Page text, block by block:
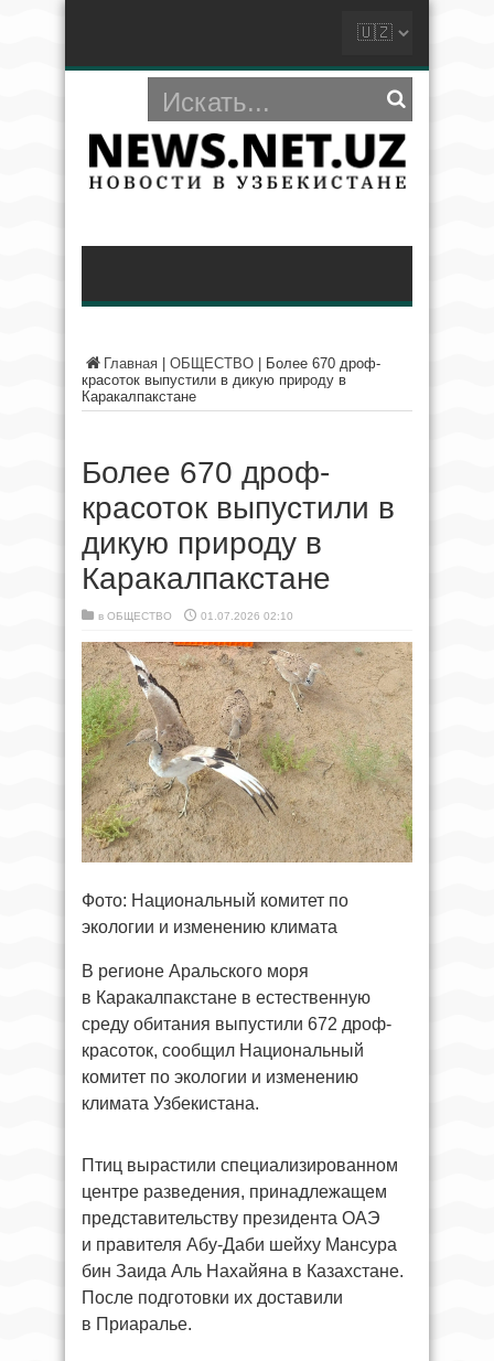
Главная ОБЩЕСТВО
Более 670 дроф-
красоток выпустили в дикую природу в
Каракалпакстане
Более 670 дроф-
красоток выпустили в
дикую природу в
Каракалпакстане
в ОБЩЕСТВО 01.07.2026 02:10
Фото: Национальный комитет по
экологии и изменению климата
В регионе Аральского моря
в Каракалпакстане в естественную
среду обитания выпустили 672 дроф-
красоток, сообщил Национальный
комитет по экологии и изменению
климата Узбекистана.
Птиц вырастили специализированном
центре разведения, принадлежащем
представительству президента ОАЭ
и правителя Абу-Даби шейху Мансура
бин Заида Аль Нахайяна в Казахстане.
После подготовки их доставили
в Приаралье.